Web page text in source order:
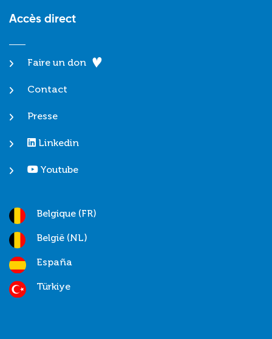
Accès direct
Faire un don
Contact
Presse
Linkedin
Youtube
Belgique (FR)
België (NL)
España
Türkiye